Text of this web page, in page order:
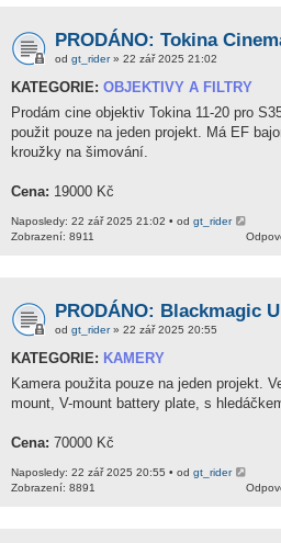
PRODÁNO: Tokina
od gt_rider» 22 zář 2025 21:02
KATEGORIE: OBJEKTIVY A FILTRY
Prodám cine objektiv Tokina 11-20 pro
použit pouze na jeden projekt. Má EF
kroužky na šimování.
Cena: 19000 Kč
Naposledy: 22 zář 2025 21:02 • od gt_rider
Zobrazení: 8911
PRODÁNO: Blackmagic
od gt_rider» 22 zář 2025 20:55
KATEGORIE: KAMERY
Kamera použita pouze na jeden projekt.
mount, V-mount battery plate, s
Cena: 70000 Kč
Naposledy: 22 zář 2025 20:55 • od gt_rider
Zobrazení: 8891